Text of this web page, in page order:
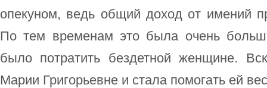
опекуном, ведь общий доход от имений
По тем временам это была очень
было потратить бездетной женщине.
Марии Григорьевне и стала помогать ей